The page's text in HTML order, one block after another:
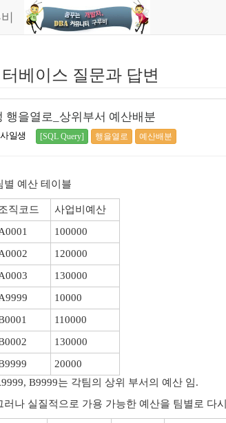
베이스 질문과 답변
행을열로_상위부서 예산배분
일생 [SQL Query] 행을열로 예산배분
별 예산 테이블
직코드
사업비예산
100000
120000
130000
10000
110000
130000
20000
B9999는 각팀의 상위 부서의 예산 임.
러나 실질적으로 가용 가능한 예산을 팀별로 다